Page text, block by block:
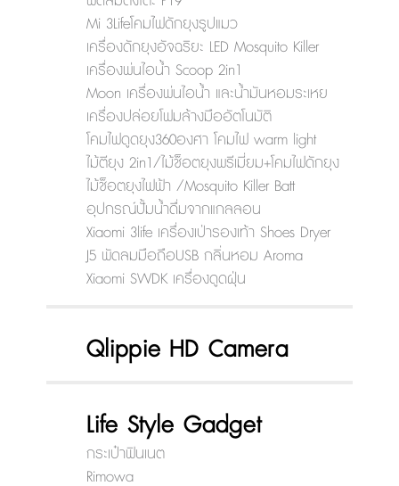
Mi 3Lifeโคมไฟดักยุงรูปแมว
เครื่องดักยุงอัจฉริยะ LED Mosquito Killer
เครื่องพ่นไอน้ำ Scoop 2in1
Moon เครื่องพ่นไอน้ำ และน้ำมันหอมระเหย
เครื่องปล่อยโฟมล้างมืออัตโนมัติ
โคมไฟดูดยุง360องศา โคมไฟ warm light
ไม้ตียุง 2in1/ไม้ช็อตยุงพรีเมี่ยม+โคมไฟดักยุง
ไม้ช็อตยุงไฟฟ้า /Mosquito Killer Batt
อุปกรณ์ปั้มน้ำดื่มจากแกลลอน
Xiaomi 3life เครื่องเป่ารองเท้า Shoes Dryer
J5 พัดลมมือถือUSB กลิ่นหอม Aroma
Xiaomi SWDK เครื่องดูดฝุ่น
Qlippie HD Camera
Life Style Gadget
กระเป๋าฟินเนต
Rimowa